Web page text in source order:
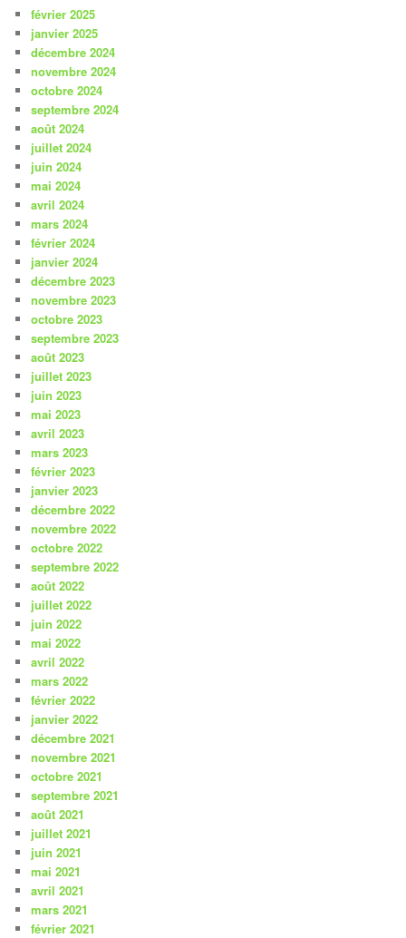
février 2025
janvier 2025
décembre 2024
novembre 2024
octobre 2024
septembre 2024
août 2024
juillet 2024
juin 2024
mai 2024
avril 2024
mars 2024
février 2024
janvier 2024
décembre 2023
novembre 2023
octobre 2023
septembre 2023
août 2023
juillet 2023
juin 2023
mai 2023
avril 2023
mars 2023
février 2023
janvier 2023
décembre 2022
novembre 2022
octobre 2022
septembre 2022
août 2022
juillet 2022
juin 2022
mai 2022
avril 2022
mars 2022
février 2022
janvier 2022
décembre 2021
novembre 2021
octobre 2021
septembre 2021
août 2021
juillet 2021
juin 2021
mai 2021
avril 2021
mars 2021
février 2021